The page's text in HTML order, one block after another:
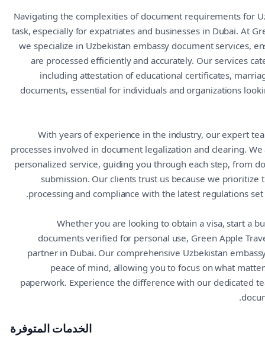
Navigating the complexities of document requirements for
task, especially for expatriates and businesses in Dubai. At
we specialize in Uzbekistan embassy document services,
are processed efficiently and accurately. Our services
including attestation of educational certificates,
documents, essential for individuals and organizations
With years of experience in the industry, our expert
processes involved in document legalization and clearing.
personalized service, guiding you through each step, from
submission. Our clients trust us because we
processing and compliance with the latest regulations set
Whether you are looking to obtain a visa, start a
documents verified for personal use, Green Apple
partner in Dubai. Our comprehensive Uzbekistan
peace of mind, allowing you to focus on what
paperwork. Experience the difference with our dedicated
الخدمات المتوفرة